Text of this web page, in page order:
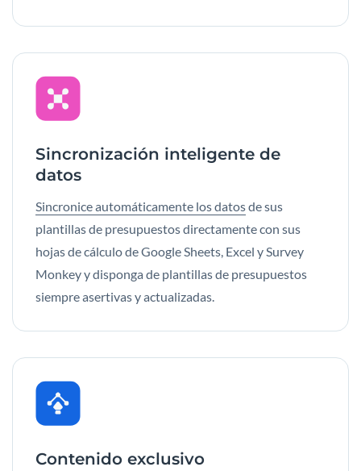
Sincronización inteligente de
datos
Sincronice automáticamente los datosde sus
plantillas de presupuestos directamente con sus
hojas de cálculo de Google Sheets, Excel y Survey
Monkey y disponga de plantillas de presupuestos
siempre asertivas y actualizadas.
Contenido exclusivo